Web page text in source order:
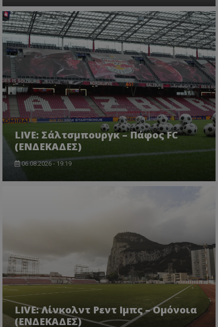
LIVE: Σάλτσμπουργκ – Πάφος FC
(ΕΝΔΕΚΑΔΕΣ)
06.08.2026 - 19:19
LIVE: Λίνκολντ Ρεντ Ιμπς – Ομόνοια
(ΕΝΔΕΚΑΔΕΣ)